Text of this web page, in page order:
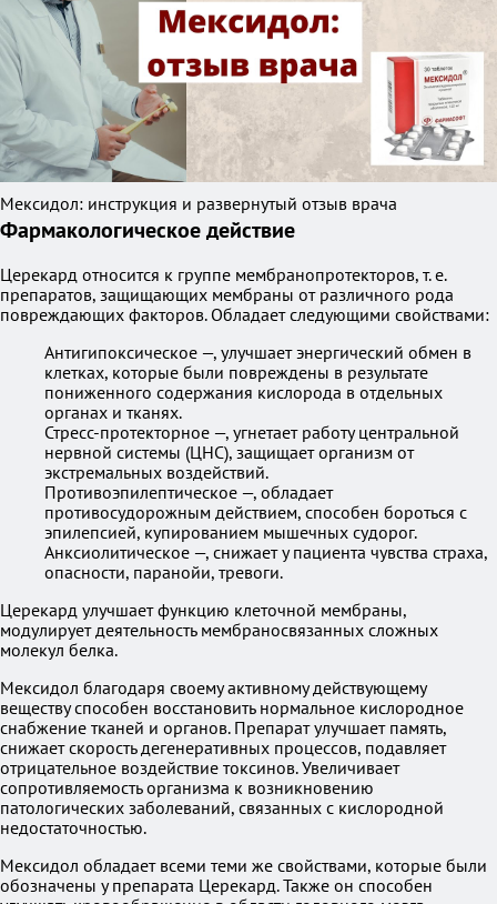
Мексидол: инструкция и развернутый отзыв врача
Фармакологическое действие
Церекард относится к группе мембранопротекторов, т. е.
препаратов, защищающих мембраны от различного рода
повреждающих факторов. Обладает следующими свойствами:
Антигипоксическое —, улучшает энергический обмен в
клетках, которые были повреждены в результате
пониженного содержания кислорода в отдельных
органах и тканях.
Стресс-протекторное —, угнетает работу центральной
нервной системы (ЦНС), защищает организм от
экстремальных воздействий.
Противоэпилептическое —, обладает
противосудорожным действием, способен бороться с
эпилепсией, купированием мышечных судорог.
Анксиолитическое —, снижает у пациента чувства страха,
опасности, паранойи, тревоги.
Церекард улучшает функцию клеточной мембраны,
модулирует деятельность мембраносвязанных сложных
молекул белка.
Мексидол благодаря своему активному действующему
веществу способен восстановить нормальное кислородное
снабжение тканей и органов. Препарат улучшает память,
снижает скорость дегенеративных процессов, подавляет
отрицательное воздействие токсинов. Увеличивает
сопротивляемость организма к возникновению
патологических заболеваний, связанных с кислородной
недостаточностью.
Мексидол обладает всеми теми же свойствами, которые были
обозначены у препарата Церекард. Также он способен